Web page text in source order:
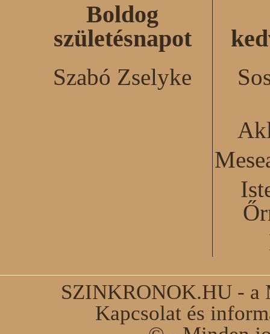
Boldog
születésnapot
Szabó Zselyke
SZINKRONOK.HU - a
Kapcsolat és